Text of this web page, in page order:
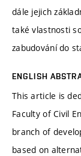
dále jejich
také vlastnosti
zabudování do
ENGLISH
This article is
Faculty of Civil
branch of
based on